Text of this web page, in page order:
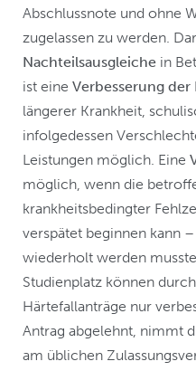
Abschlussnote und ohne
zugelassen zu werden.
Nachteilsausgleiche in
ist eine Verbesserung
längerer Krankheit,
infolgedessen
Leistungen möglich. Eine
möglich, wenn die
krankheitsbedingter
verspätet beginnen kann
wiederholt werden
Studienplatz können
Härtefallanträge nur
Antrag abgelehnt, nimmt
am üblichen